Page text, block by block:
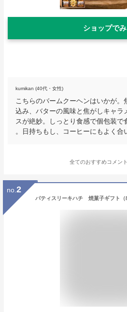
ショップで
kumikan (40代・女性)
こちらのバームクーヘンはいかが。
込み、バターの風味と焦がしキャラ
スが絶妙。しっとり食感で個包装で
。日持ちもし、コーヒーにもよく合
全てのおすすめコメント
no. 2